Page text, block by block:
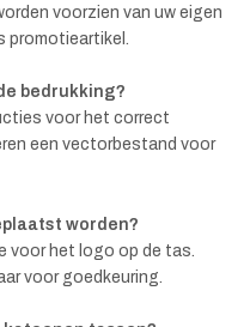
voorzien van uw eigen
bedrukking?
voor het correct
een vectorbestand voor
worden?
voor het logo op de tas.
voor goedkeuring.